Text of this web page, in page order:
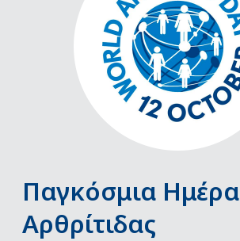
Παγκόσμια Ημέρα
Αρθρίτιδας